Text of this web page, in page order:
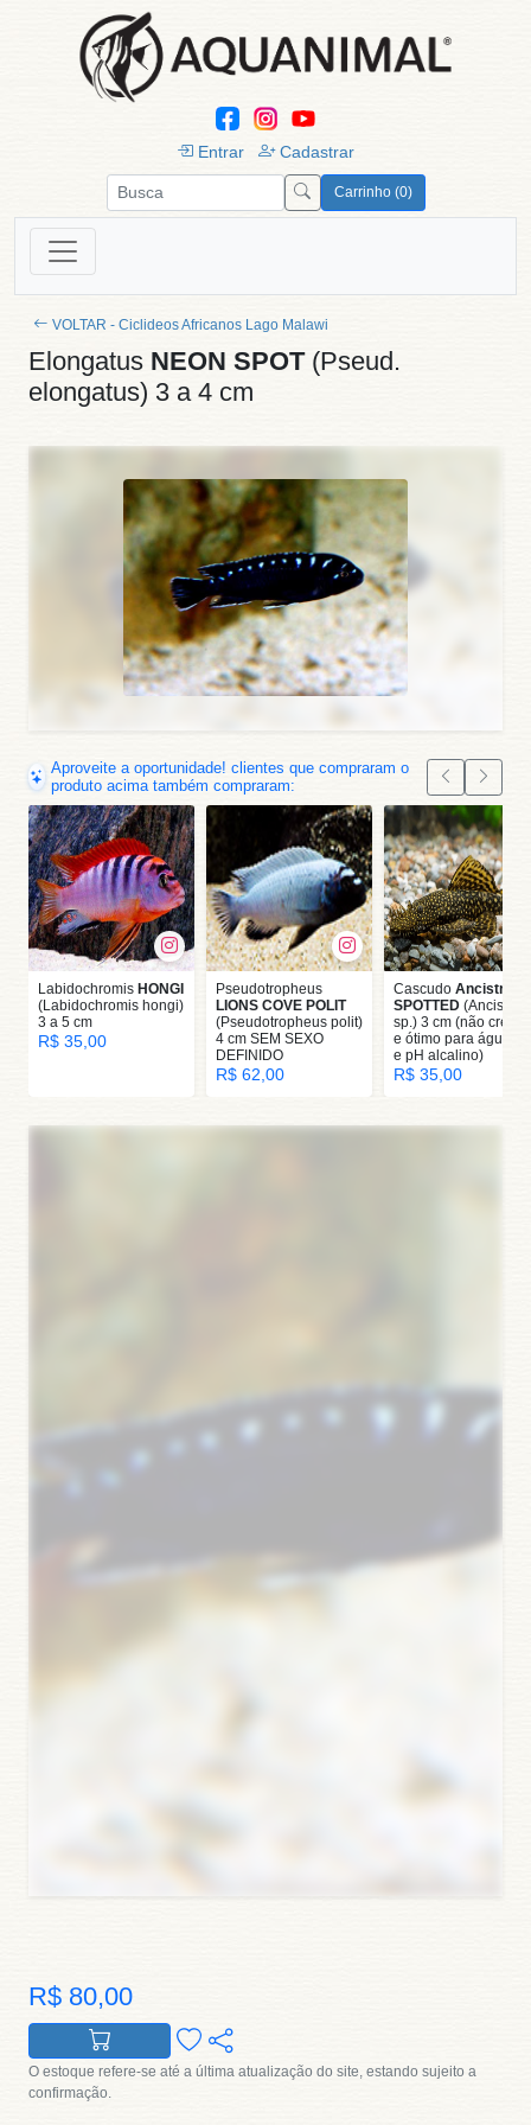
Entrar Cadastrar
Carrinho (0)
VOLTAR - Ciclideos Africanos Lago Malawi
Elongatus NEON SPOT (Pseud.
elongatus) 3 a 4 cm
Aproveite a oportunidade! clientes que compraram o
produto acima também compraram:
Labidochromis HONGI
(Labidochromis hongi)
3 a 5 cm
R$ 35,00
Pseudotropheus
LIONS COVE POLIT
(Pseudotropheus polit)
4 cm SEM SEXO
DEFINIDO
R$ 62,00
Cascudo Ancistrus
SPOTTED (Ancistrus
sp.) 3 cm (não cresce
e ótimo para água
e pH alcalino)
R$ 35,00
R$ 80,00
O estoque refere-se até a última atualização do site, estando sujeito a
confirmação.